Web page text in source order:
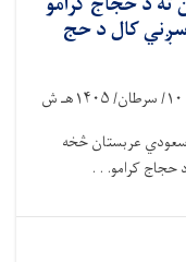
سږني کال د حج
۱۰/ سرطان/۱۴۰۵هـ ش
سعودي عربستان څخه